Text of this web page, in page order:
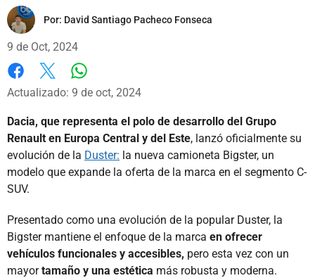
Por: David Santiago Pacheco Fonseca
9 de Oct, 2024
Facebook
X
Actualizado: 9 de oct, 2024
Dacia, que representa el polo de desarrollo del Grupo
Renault en Europa Central y del Este, lanzó oficialmente su
evolución de la Duster: la nueva camioneta Bigster, un
modelo que expande la oferta de la marca en el segmento C-
SUV.
Presentado como una evolución de la popular Duster, la
Bigster mantiene el enfoque de la marca en ofrecer
vehículos funcionales y accesibles, pero esta vez con un
mayortamaño y una estética más robusta y moderna.